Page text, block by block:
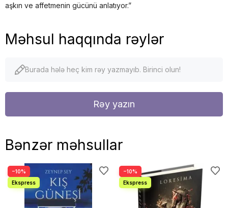
aşkın ve affetmenin gücünü anlatıyor.”
Məhsul haqqında rəylər
Burada hələ heç kim rəy yazmayıb. Birinci olun!
Rəy yazın
Bənzər məhsullar
−10% −10%